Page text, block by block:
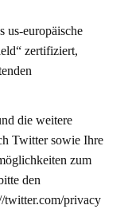
us-europäische
zertifiziert,
die weitere
Twitter sowie Ihre
zum
den
twitter.com/privacy